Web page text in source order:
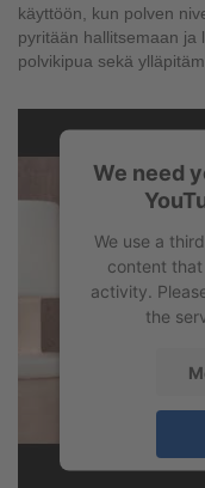
käyttöön, kun polven
pyritään hallitsemaan ja
polvikipua sekä
We need
We use a
content
activity.
the